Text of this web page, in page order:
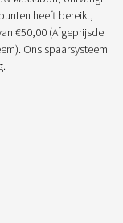
heeft bereikt,
€50,00 (Afgeprijsde
Ons spaarsysteem